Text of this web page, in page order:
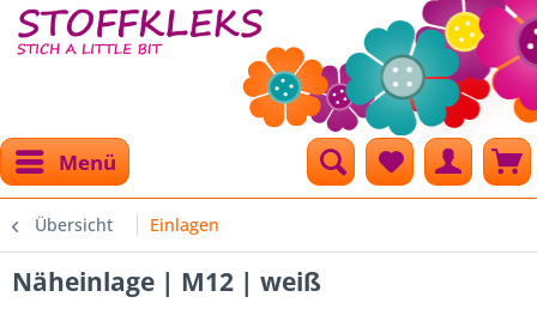
Menü
Übersicht Einlagen
Näheinlage | M12 | weiß